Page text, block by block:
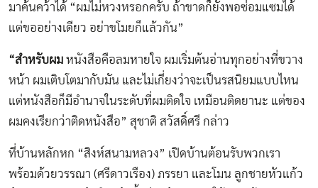
มาค้นคว้าได้ “ผมไม่หวงหรอกครับ ถ้าขาดก็ยังพอซ่อมแซมได้
แต่ขออย่างเดียว อย่าขโมยก็แล้วกัน”
“สำหรับผม หนังสือคือลมหายใจ ผมเริ่มต้นอ่านทุกอย่างที่ขวาง
หน้า ผมเติบโตมากับมัน และไม่เกี่ยงว่าจะเป็นรสนิยมแบบไหน
แต่หนังสือก็มีอำนาจในระดับที่ผมติดใจ เหมือนติดยานะ แต่ของ
ผมคงเรียกว่าติดหนังสือ” สุชาติ สวัสดิ์ศรี กล่าว
ที่บ้านหลักหก “สิงห์สนามหลวง” เปิดบ้านต้อนรับพวกเรา
พร้อมด้วยวรรณา (ศรีดาวเรือง) ภรรยา และโมน ลูกชายหัวแก้ว